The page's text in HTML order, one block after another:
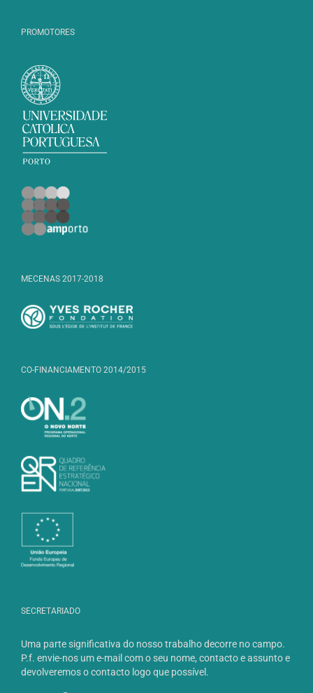
PROMOTORES
MECENAS 2017-2018
CO-FINANCIAMENTO 2014/2015
SECRETARIADO
Uma parte significativa do nosso trabalho decorre no campo.
P.f. envie-nos um e-mail com o seu nome, contacto e assunto e
devolveremos o contacto logo que possível.